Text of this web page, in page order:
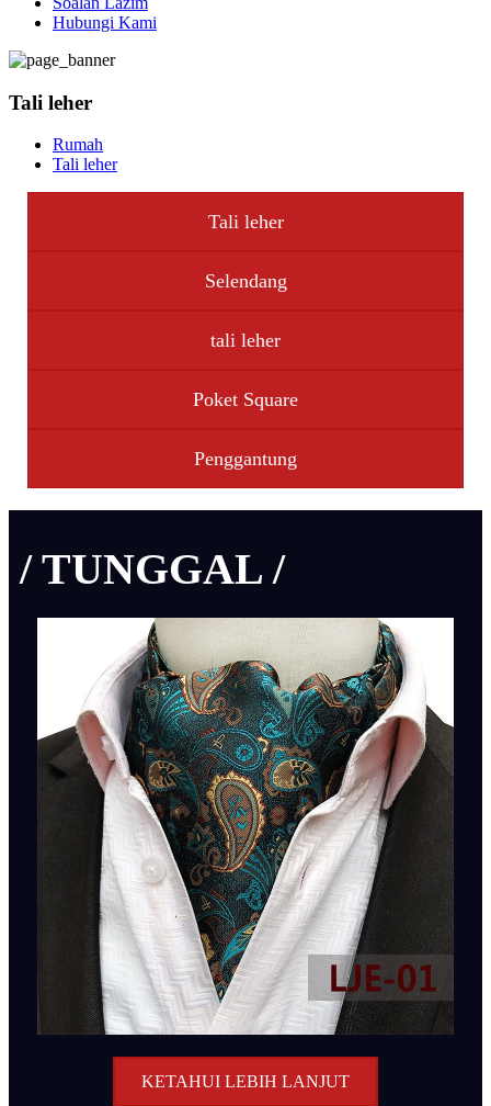
Hubungi Kami
Tali leher
Rumah
Tali leher
Tali leher
Selendang
tali leher
Poket Square
Penggantung
/ TUNGGAL /
KETAHUI LEBIH LANJUT